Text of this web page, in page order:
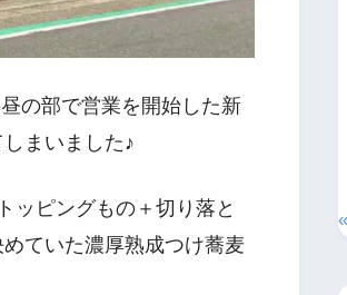
の部で営業を開始した新
まいました♪
ッピングもの＋切り落と
ていた濃厚熟成つけ蕎麦